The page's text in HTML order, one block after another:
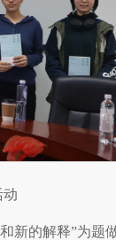
动
新的解释”为题